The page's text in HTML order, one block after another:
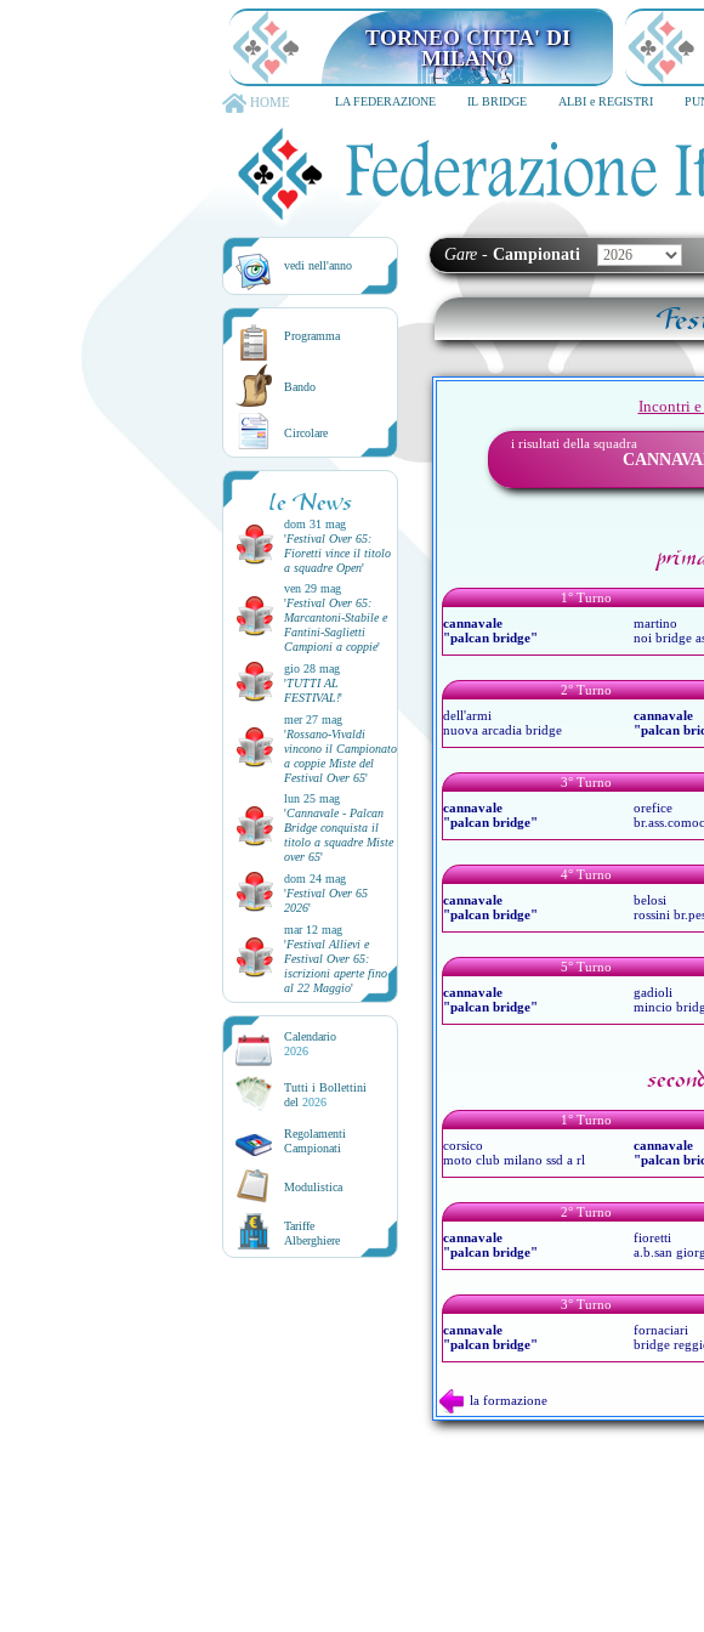
TORNEO CITTA' DI
MILANO
HOME LA FEDERAZIONE IL BRIDGE ALBI e REGISTRI
vedi nell'anno
Programma
Bando
Circolare
le News
dom 31 mag
'Festival Over 65:
Fioretti vince il titolo
a squadre Open'
ven 29 mag
'Festival Over 65:
Marcantoni-Stabile e
Fantini-Saglietti
Campioni a coppie'
gio 28 mag
'TUTTI AL
FESTIVAL!'
mer 27 mag
'Rossano-Vivaldi
vincono il Campionato
a coppie Miste del
Festival Over 65'
lun 25 mag
'Cannavale - Palcan
Bridge conquista il
titolo a squadre Miste
over 65'
dom 24 mag
'Festival Over 65
2026'
mar 12 mag
'Festival Allievi e
Festival Over 65:
iscrizioni aperte fino
al 22 Maggio'
Calendario
2026
Tutti i Bollettini
del 2026
Regolamenti
Campionati
Modulistica
Tariffe
Alberghiere
Gare - Campionati
Incontri e
i risultati della squadra
1° Turno
cannavale
"palcan bridge"
martino
noi bridge
2° Turno
dell'armi
nuova arcadia bridge
cannavale
"palcan
3° Turno
cannavale
"palcan bridge"
orefice
4° Turno
cannavale
"palcan bridge"
belosi
rossini
5° Turno
cannavale
"palcan bridge"
gadioli
mincio
1° Turno
corsico
moto club milano ssd a rl
cannavale
"palcan
2° Turno
cannavale
"palcan bridge"
fioretti
a.b.san
3° Turno
cannavale
"palcan bridge"
fornaciari
bridge
la formazione